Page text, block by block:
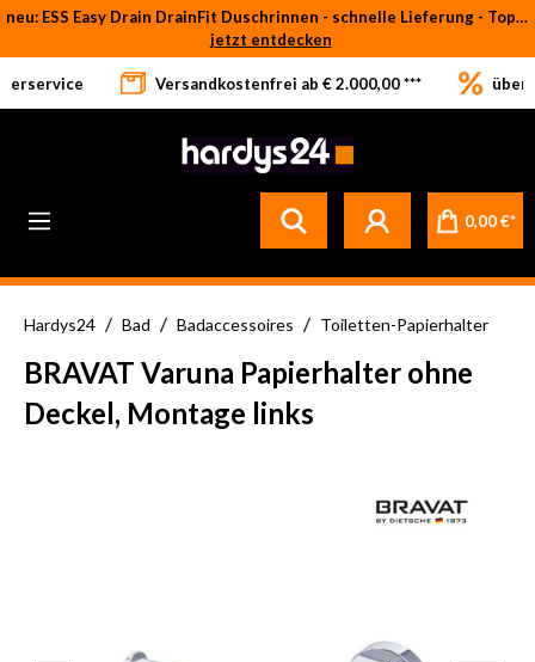
Zum Hauptinhalt springen
neu: ESS Easy Drain DrainFit Duschrinnen - schnelle Lieferung - Top-Preise
jetzt entdecken
Betrifft ausschließlich bei Bestellware-Fliesen: aufgrund der Werksferien in Italien und Spanien kommt es zu Verzögerungen bei der Verladung. Sämtliche Lagerware (sofort verfügbar) sowie alle anderen Produktgruppen versenden wir weiterhin regulär
Versandkostenfrei ab € 2.000,00 *** über
0,00 €*
Hardys24 / Bad / Badaccessoires / Toiletten-Papierhalter
BRAVAT Varuna Papierhalter ohne
Deckel, Montage links